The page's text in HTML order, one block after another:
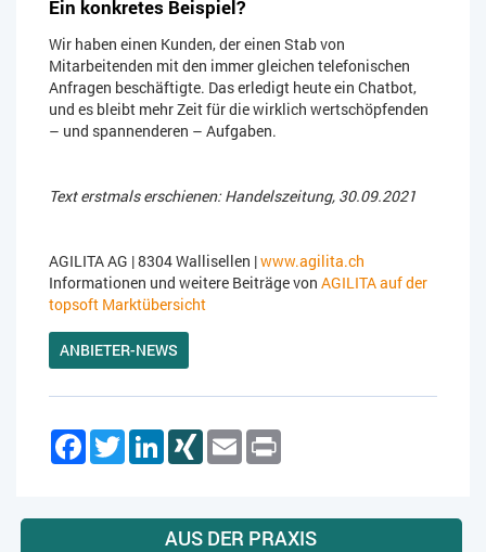
Ein konkretes Beispiel?
Wir haben einen Kunden, der einen Stab von
Mitarbeitenden mit den immer gleichen telefonischen
Anfragen beschäftigte. Das erledigt heute ein Chatbot,
und es bleibt mehr Zeit für die wirklich wertschöpfenden
– und spannenderen – Aufgaben.
Text erstmals erschienen: Handelszeitung, 30.09.2021
AGILITA AG | 8304 Wallisellen |www.agilita.ch
Informationen und weitere Beiträge von AGILITA auf der
topsoft Marktübersicht
ANBIETER-NEWS
FacebookTwitterLinkedInXING Email
AUS DER PRAXIS